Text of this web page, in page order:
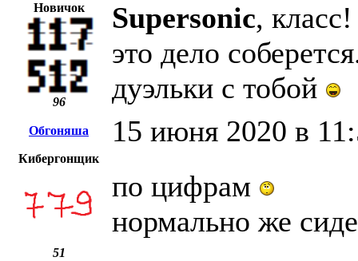
Новичок
96
Supersonic,
это дело
дуэльки с тобой
Обгоняша 15 июня 2020 в
Кибергонщик
51
по цифрам
нормально же